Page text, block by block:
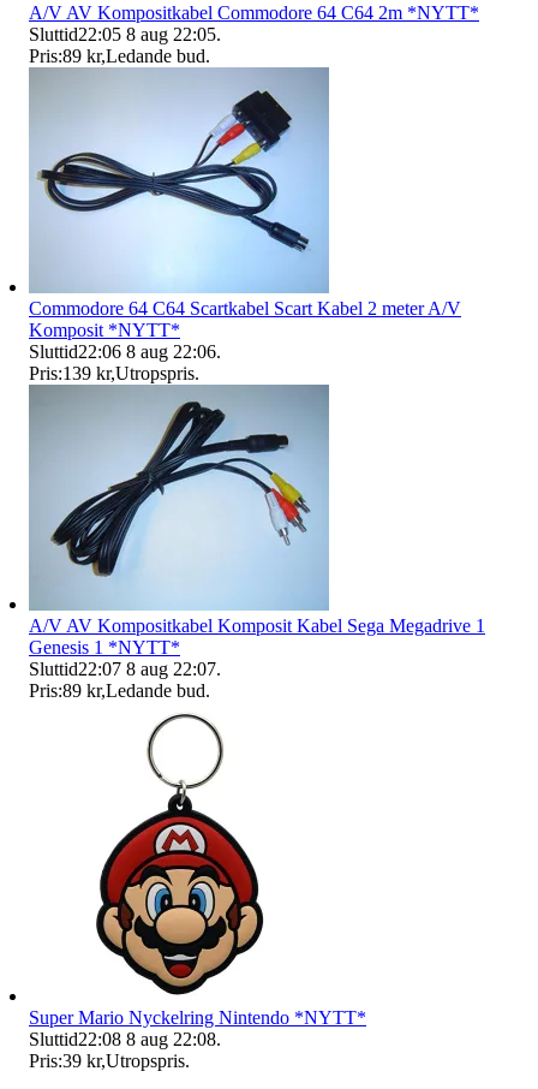
A/V AV Kompositkabel Commodore 64 C64 2m *NYTT*
Sluttid22:05 8 aug 22:05.
Pris:89 kr,Ledande bud.
Commodore 64 C64 Scartkabel Scart Kabel 2 meter A/V
Komposit *NYTT*
Sluttid22:06 8 aug 22:06.
Pris:139 kr,Utropspris.
A/V AV Kompositkabel Komposit Kabel Sega Megadrive 1
Genesis 1 *NYTT*
Sluttid22:07 8 aug 22:07.
Pris:89 kr,Ledande bud.
Super Mario Nyckelring Nintendo *NYTT*
Sluttid22:08 8 aug 22:08.
Pris:39 kr,Utropspris.